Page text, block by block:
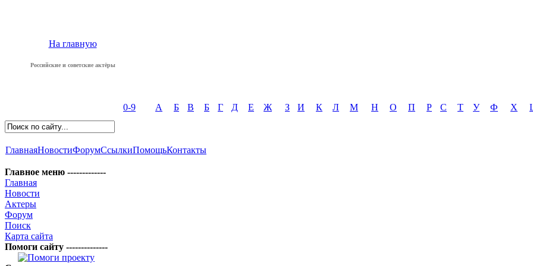
На главную
Российские и советские актёры
0-9 А Б В Б Г Д Е Ж З И К Л М Н О П Р С Т У Ф Х
ГлавнаяНовостиФорумСсылкиПомощьКонтакты
Главное меню -------------
Главная
Новости
Актеры
Форум
Поиск
Карта сайта
Помоги сайту --------------